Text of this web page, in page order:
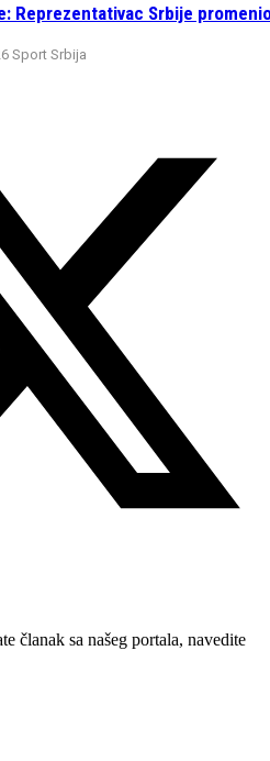
Reprezentativac Srbije
Sport Srbija
članak sa našeg portala, navedite